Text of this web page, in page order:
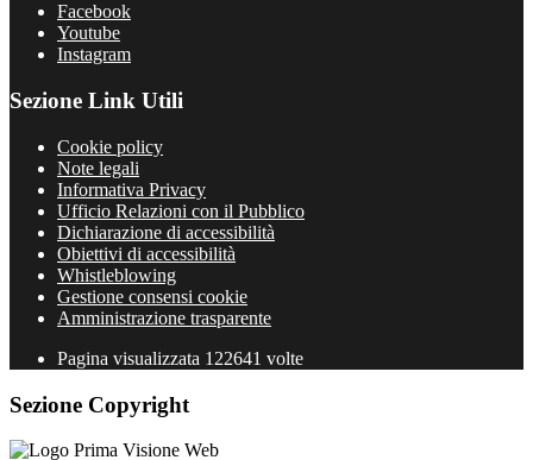
Facebook
Youtube
Instagram
Sezione Link Utili
Cookie policy
Note legali
Informativa Privacy
Ufficio Relazioni con il Pubblico
Dichiarazione di accessibilità
Obiettivi di accessibilità
Whistleblowing
Gestione consensi cookie
Amministrazione trasparente
Pagina visualizzata 122641 volte
Sezione Copyright